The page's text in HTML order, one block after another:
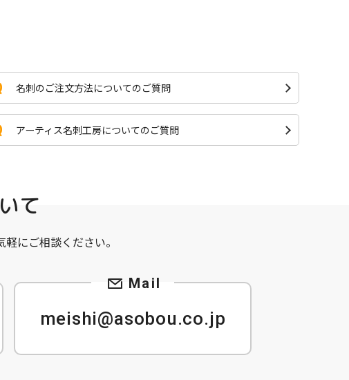
名刺のご注文方法についてのご質問
アーティス名刺工房についてのご質問
て
にご相談ください。
meishi@asobou.co.jp